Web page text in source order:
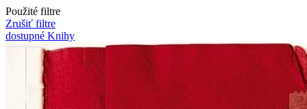
Použité filtre
Zrušiť filtre
dostupné Knihy